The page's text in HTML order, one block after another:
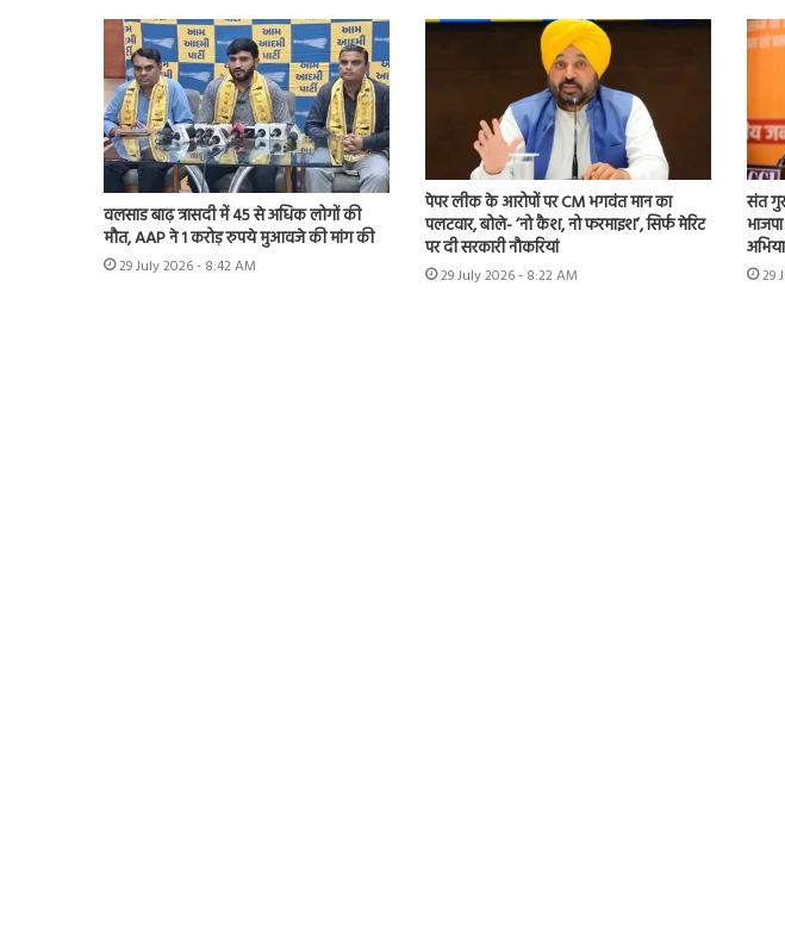
वलसाड बाढ़ त्रासदी में 45 से अधिक लोगों की
मौत, AAP ने 1 करोड़ रुपये मुआवजे की मांग की
29 July 2026 - 8:42 AM
पेपर लीक के आरोपों पर CM भगवंत मान का
पलटवार, बोले- ‘नो कैश, नो फरमाइश’, सिर्फ मेरिट
पर दी सरकारी नौकरियां
29 July 2026 - 8:22 AM
संत
29